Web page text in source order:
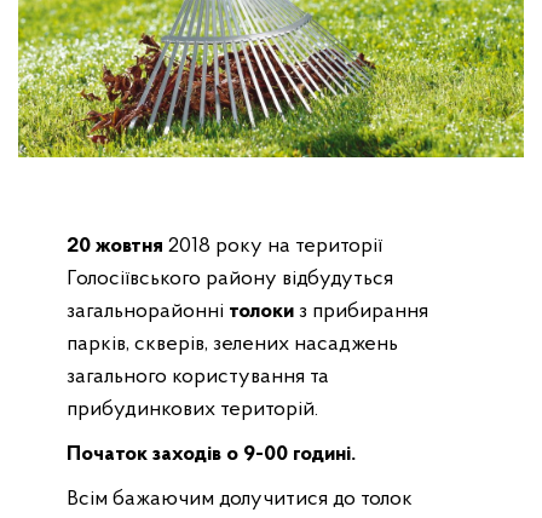
20 жовтня 2018 року на території
Голосіївського району відбудуться
загальнорайонні толоки з прибирання
парків, скверів, зелених насаджень
загального користування та
прибудинкових територій.
Початок заходів о 9-00 годині.
Всім бажаючим долучитися до толок